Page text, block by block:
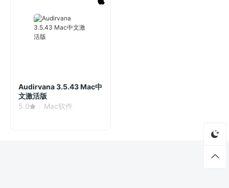
Audirvana 3.5.43 Mac中
文激活版
5.0
Mac软件